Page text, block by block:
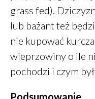
grass fed).
lub bażant też
nie kupować
wieprzowiny o ile
pochodzi i czym
Podsumowanie.